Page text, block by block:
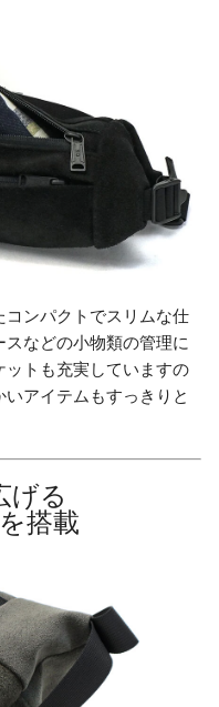
ンパクトでスリムな仕
スなどの小物類の管理に
トも充実していますの
アイテムもすっきりと
げる
搭載